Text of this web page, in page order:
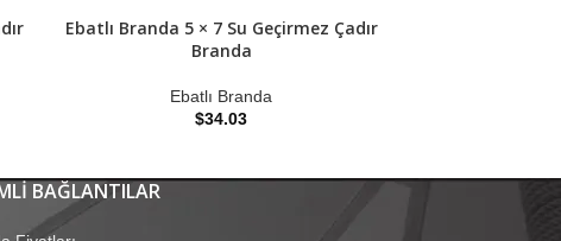
Ebatlı Branda 5 × 7 Su Geçirmez Çadır
Branda
Ebatlı Branda
$34.03
BAĞLANTILAR